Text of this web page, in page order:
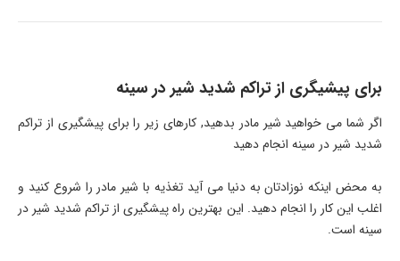
برای پیشیگری از تراکم شدید شیر در سینه
اگر شما می خواهید شیر مادر بدهید, کارهای زیر را برای پیشگیری از تراکم
شدید شیر در سینه انجام دهید
به محض اینکه نوزادتان به دنیا می آید تغذیه با شیر مادر را شروع کنید و
اغلب این کار را انجام دهید. این بهترین راه پیشگیری از تراکم شدید شیر در
سینه است.